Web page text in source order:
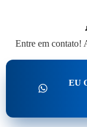
Entre em contato!
EU